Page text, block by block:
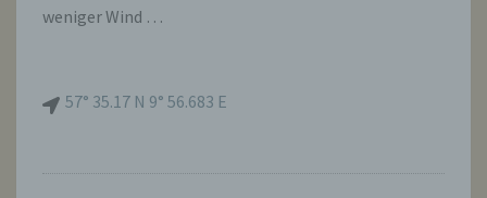
weniger Wind …
57° 35.17 N 9° 56.683 E